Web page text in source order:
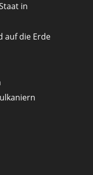
in
auf die Erde